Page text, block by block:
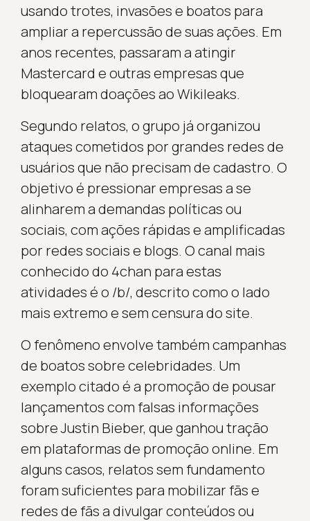
usando trotes, invasões e boatos para
ampliar a repercussão de suas ações. Em
anos recentes, passaram a atingir
Mastercard e outras empresas que
bloquearam doações ao Wikileaks.
Segundo relatos, o grupo já organizou
ataques cometidos por grandes redes de
usuários que não precisam de cadastro. O
objetivo é pressionar empresas a se
alinharem a demandas políticas ou
sociais, com ações rápidas e amplificadas
por redes sociais e blogs. O canal mais
conhecido do 4chan para estas
atividades é o /b/, descrito como o lado
mais extremo e sem censura do site.
O fenômeno envolve também campanhas
de boatos sobre celebridades. Um
exemplo citado é a promoção de pousar
lançamentos com falsas informações
sobre Justin Bieber, que ganhou tração
em plataformas de promoção online. Em
alguns casos, relatos sem fundamento
foram suficientes para mobilizar fãs e
redes de fãs a divulgar conteúdos ou